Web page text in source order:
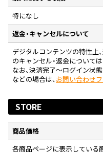
特になし
返金・キャンセルについて
デジタルコンテンツの特性上
のキャンセル・返金について
なお、決済完了〜ログイン状
などの場合は、お問い合わせ
STORE
商品価格
各商品ページに表示している